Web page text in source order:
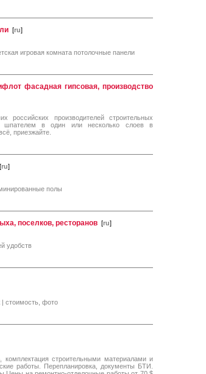
[ru]
игровая комната потолочные панели
фасадная гипсовая, производство
производителей строительных
шпателем в один или несколько слоев в
приезжайте.
[ru]
полы
поселков, ресторанов [ru]
удобств
| стоимость, фото
комплектация строительными материалами и
работы. Перепланировка, документы БТИ.